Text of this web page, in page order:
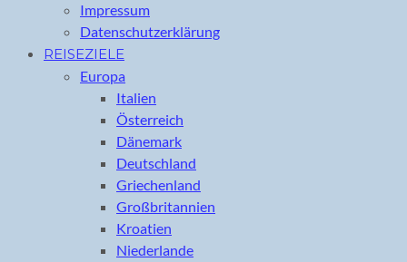
Impressum
Datenschutzerklärung
REISEZIELE
Europa
Italien
Österreich
Dänemark
Deutschland
Griechenland
Großbritannien
Kroatien
Niederlande